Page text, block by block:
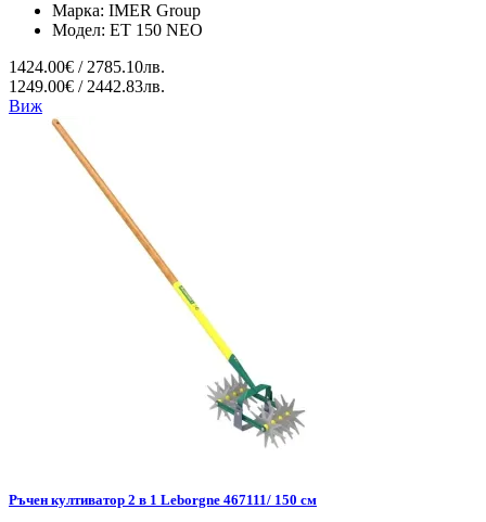
Марка: IMER Group
Модел: ET 150 NEO
1424.00€ / 2785.10лв.
1249.00€ / 2442.83лв.
Виж
Ръчен култиватор 2 в 1 Leborgne 467111/ 150 см